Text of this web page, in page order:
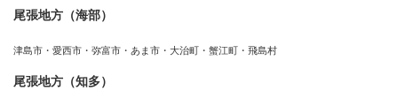
尾張地方（海部）
津島市・愛西市・弥富市・あま市・大治町・蟹江町・飛島村
尾張地方（知多）